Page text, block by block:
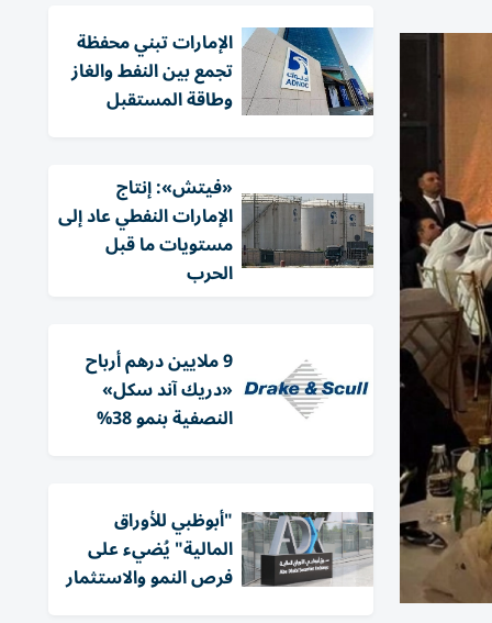
الإمارات تبني محفظة
تجمع بين النفط والغاز
وطاقة المستقبل
«فيتش»: إنتاج
الإمارات النفطي عاد إلى
مستويات ما قبل
الحرب
9 ملايين درهم أرباح
«دريك آند سكل»
النصفية بنمو 38%
"أبوظبي للأوراق
المالية" يُضيء على
فرص النمو والاستثمار